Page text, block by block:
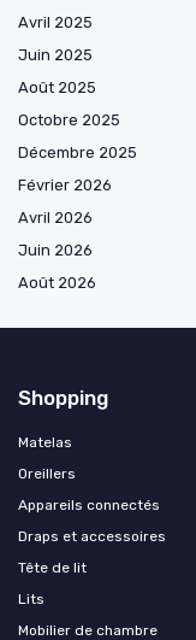
Avril 2025
Juin 2025
Août 2025
Octobre 2025
Décembre 2025
Février 2026
Avril 2026
Juin 2026
Août 2026
Shopping
Matelas
Oreillers
Appareils connectés
Draps et accessoires
Tête de lit
Lits
Mobilier de chambre